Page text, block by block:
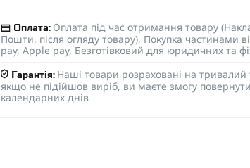
Оплата: Оплата під час отримання товару
Пошти, після огляду товару), Покупка частинами
pay, Apple pay, Безготівковий для юридичних та
Гарантія: Наші товари розраховані на тривалий
якщо не підійшов виріб, ви маєте змогу
календарних днів